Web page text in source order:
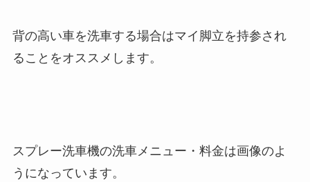
背の高い車を洗車する場合はマイ脚立を持参され
ることをオススメします。
スプレー洗車機の洗車メニュー・料金は画像のよ
うになっています。